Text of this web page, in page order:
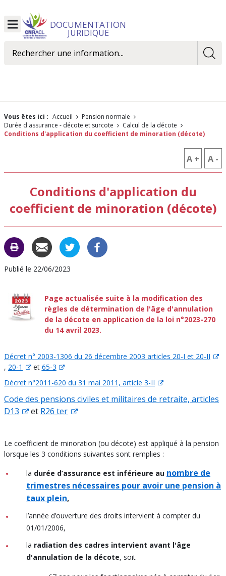
Ouvrir DOCUMENTATION
JURIDIQUE
Vous êtes ici : Accueil
Pension normale
Durée d'assurance - décote et surcote
Calcul de la décote
Conditions d'application du coefficient de minoration (décote)
A + A -
Conditions d'application du
coefficient de minoration (décote)
Publié le 22/06/2023
Page actualisée suite à la modification des
règles de détermination de l'âge d'annulation
de la décote en application de la loi n°2023-270
du 14 avril 2023.
Décret n° 2003-1306 du 26 décembre 2003 articles 20-I et 20-II
, 20-1 et 65-3
Décret n°2011-620 du 31 mai 2011, article 3-II
Code des pensions civiles et militaires de retraite, articles
D13
et R26 ter
Le coefficient de minoration (ou décote) est appliqué à la pension
lorsque les 3 conditions suivantes sont remplies :
la durée d’assurance est inférieure au nombre de
trimestres nécessaires pour avoir une pension à
taux plein,
l’année d’ouverture des droits intervient à compter du
01/01/2006,
la radiation des cadres intervient avant l'âge
d'annulation de la décote, soit